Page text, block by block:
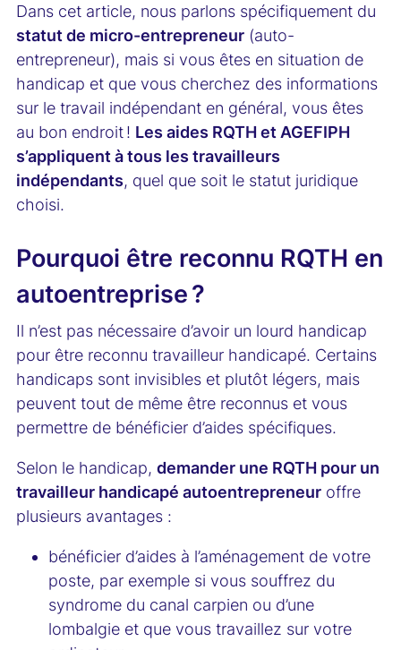
Dans cet article, nous parlons spécifiquement du
statut de micro-entrepreneur (auto-
entrepreneur), mais si vous êtes en situation de
handicap et que vous cherchez des informations
sur le travail indépendant en général, vous êtes
au bon endroit ! Les aides RQTH et AGEFIPH
s’appliquent à tous les travailleurs
indépendants, quel que soit le statut juridique
choisi.
Pourquoi être reconnu RQTH en
autoentreprise ?
Il n’est pas nécessaire d’avoir un lourd handicap
pour être reconnu travailleur handicapé. Certains
handicaps sont invisibles et plutôt légers, mais
peuvent tout de même être reconnus et vous
permettre de bénéficier d’aides spécifiques.
Selon le handicap, demander une RQTH pour un
travailleur handicapé autoentrepreneur offre
plusieurs avantages :
bénéficier d’aides à l’aménagement de votre
poste, par exemple si vous souffrez du
syndrome du canal carpien ou d’une
lombalgie et que vous travaillez sur votre